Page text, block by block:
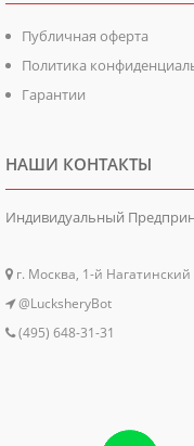
Публичная оферта
Политика
Гарантии
НАШИ КОНТАКТЫ
Индивидуальный
г. Москва, 1-й Нагатинский
@LucksheryBot
(495) 648-31-31